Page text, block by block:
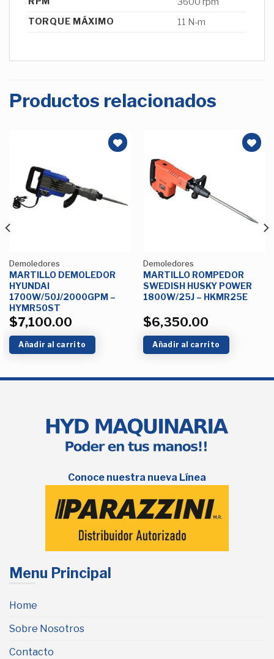
TORQUE MÁXIMO
11 N-m
Productos relacionados
deseos
Demoledores
MARTILLO DEMOLEDOR
HYUNDAI
1700W/50J/2000GPM –
HYMR50ST
$7,100.00
Añadir al carrito
Demoledores
MARTILLO ROMPEDOR
SWEDISH HUSKY POWER
1800W/25J – HKMR25E
$6,350.00
Añadir al carrito
Conoce nuestra nueva Línea
Menu Principal
Home
Sobre Nosotros
Contacto